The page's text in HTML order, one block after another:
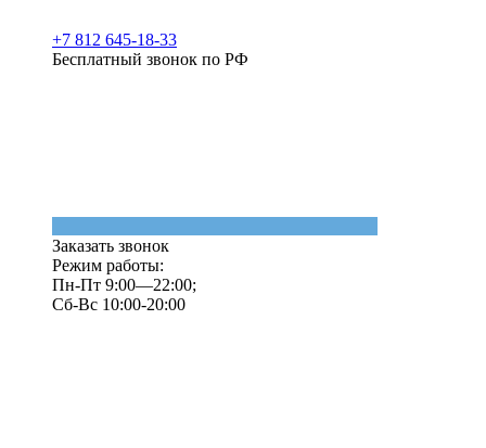
+7 812 645-18-33
Бесплатный звонок по РФ
Заказать звонок
Режим работы:
Пн-Пт 9:00—22:00;
Сб-Вс 10:00-20:00